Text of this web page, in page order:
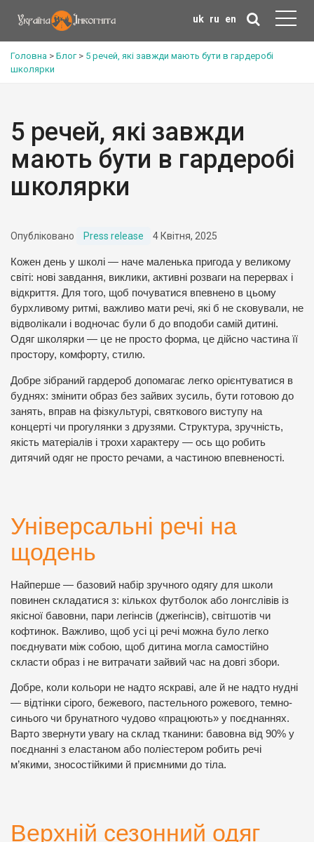
uk ru en
Головна > Блог> 5 речей, які завжди мають бути в гардеробі
школярки
5 речей, які завжди
мають бути в гардеробі
школярки
Опубліковано Press release 4 Квітня, 2025
Кожен день у школі — наче маленька пригода у великому
світі: нові завдання, виклики, активні розваги на перервах і
відкриття. Для того, щоб почуватися впевнено в цьому
бурхливому ритмі, важливо мати речі, які б не сковували, не
відволікали і водночас були б до вподоби самій дитині.
Одяг школярки — це не просто форма, це дійсно частина її
простору, комфорту, стилю.
Добре зібраний гардероб допомагає легко орієнтуватися в
буднях: змінити образ без зайвих зусиль, бути готовою до
занять, вправ на фізкультурі, святкового виступу на
концерті чи прогулянки з друзями. Структура, зручність,
якість матеріалів і трохи характеру — ось що робить
дитячий одяг не просто речами, а частиною впевненості.
Універсальні речі на
щодень
Найперше — базовий набір зручного одягу для школи
повинен складатися з: кількох футболок або лонгслівів із
якісної бавовни, пари легінсів (джегінсів), світшотів чи
кофтинок. Важливо, щоб усі ці речі можна було легко
поєднувати між собою, щоб дитина могла самостійно
скласти образ і не витрачати зайвий час на довгі збори.
Добре, коли кольори не надто яскраві, але й не надто нудні
— відтінки сірого, бежевого, пастельного рожевого, темно-
синього чи брунатного чудово «працюють» у поєднаннях.
Варто звернути увагу на склад тканини: бавовна від 90% у
поєднанні з еластаном або поліестером робить речі
м’якими, зносостійкими й приємними до тіла.
Верхній сезонний одяг